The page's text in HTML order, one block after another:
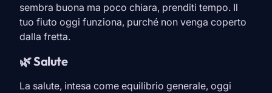
sembra buona ma poco chiara, prenditi tempo. Il
tuo fiuto oggi funziona, purché non venga coperto
dalla fretta.
🌿 Salute
La salute, intesa come equilibrio generale, oggi